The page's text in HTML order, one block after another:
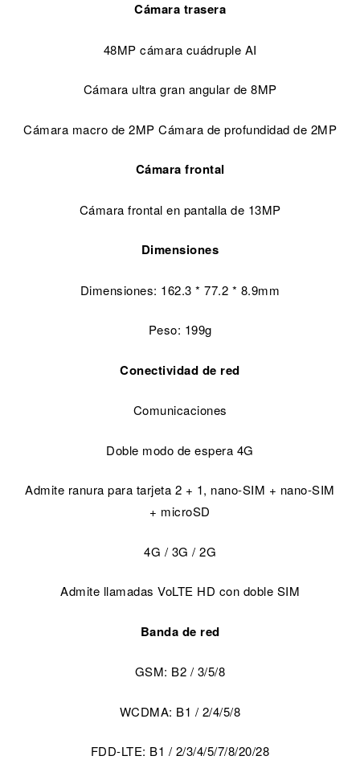
Cámara trasera
48MP cámara cuádruple AI
Cámara ultra gran angular de 8MP
Cámara macro de 2MP Cámara de profundidad de 2MP
Cámara frontal
Cámara frontal en pantalla de 13MP
Dimensiones
Dimensiones: 162.3 * 77.2 * 8.9mm
Peso: 199g
Conectividad de red
Comunicaciones
Doble modo de espera 4G
Admite ranura para tarjeta 2 + 1, nano-SIM + nano-SIM
+ microSD
4G / 3G / 2G
Admite llamadas VoLTE HD con doble SIM
Banda de red
GSM: B2 / 3/5/8
WCDMA: B1 / 2/4/5/8
FDD-LTE: B1 / 2/3/4/5/7/8/20/28